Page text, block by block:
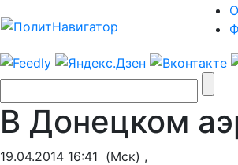
В Донецком
19.04.2014 16:41 (Мск) ,